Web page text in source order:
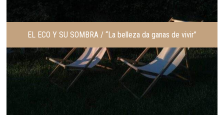
EL ECO Y SU SOMBRA / “La belleza da ganas de vivir”